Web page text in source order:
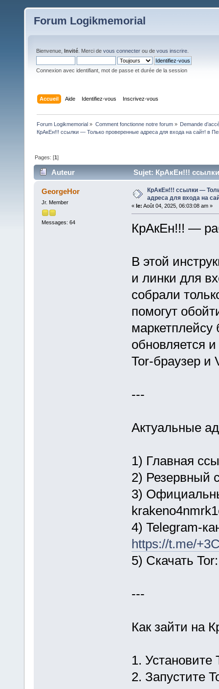
Forum Logikmemorial
Bienvenue, Invité . Merci de vous connecter ou de vous inscrire
Connexion avec identifiant, mot de passe et durée de la session
Accueil Aide Identifiez-vous Inscrivez-vous
Forum Logikmemorial » Comment fonctionne notre forum» Demande
КрАкЕн!!! ссылки — Только проверенные адреса для входа на сайт! в
Pages: [1]
Auteur
Sujet: КрАкЕн!!!
(Lu 204 fois)
GeorgeHor
Jr. Member
Messages: 64
КрАкЕн!!! ссылки —
адреса для входа на
« le: Août 04, 2025, 06:03:08 am »
КрАкЕн!!! —
В этой
и линки для
собрали
помогут
маркетплейсу
обновляется
Tor-браузер и
---
Актуальные
1) Главная
2) Резервный
3)
4) Telegram-
https://t.me/
5) Скачать
---
Как зайти на
1. Установите
2. Запустите